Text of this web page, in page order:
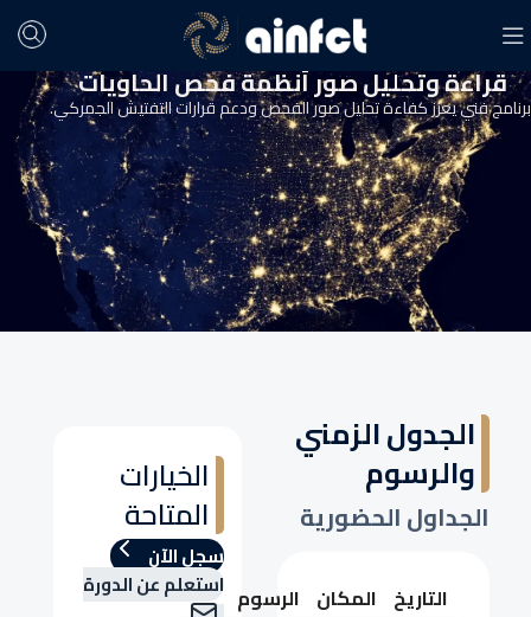
قراءة وتحليل صور أنظمة فحص الحاويات
برنامج فني يعزز كفاءة تحليل صور الفحص ودعم قرارات التفتيش الجمركي.
الخيارات
المتاحة
سجل الآن
استعلم عن الدورة
الجدول الزمني
والرسوم
الجداول الحضورية
التاريخ المكان الرسوم